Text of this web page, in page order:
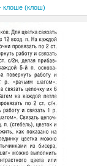
клоше (клош)